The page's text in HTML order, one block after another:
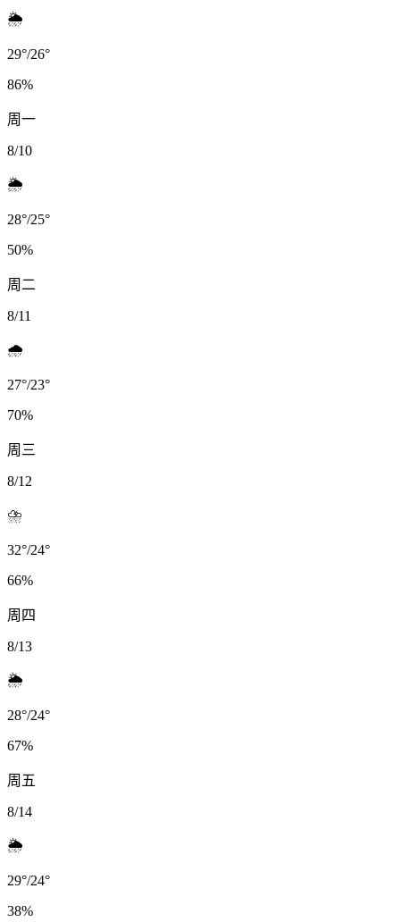
🌦️
29°/26°
86%
周一
8/10
🌦️
28°/25°
50%
周二
8/11
🌧️
27°/23°
70%
周三
8/12
⛈️
32°/24°
66%
周四
8/13
🌦️
28°/24°
67%
周五
8/14
🌦️
29°/24°
38%